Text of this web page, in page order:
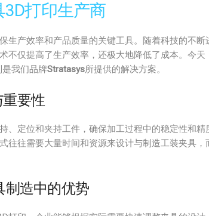
打印生产商
生产效率和产品质量的关键工具。随着科技的不断
不仅提高了生产效率，还极大地降低了成本。今
我们品牌Stratasys所提供的解决方案。
要性
、定位和夹持工件，确保加工过程中的稳定性和
往往需要大量时间和资源来设计与制造工装夹具
制造中的优势